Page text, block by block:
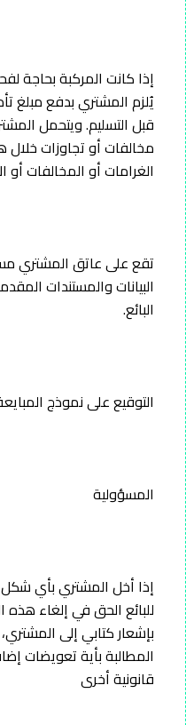
إذا كانت المركبة بحاجة
يُلزم المشتري بدفع مبلغ
قبل التسليم. ويتحمل
مخالفات أو تجاوزات خلال
الغرامات أو المخالفات أو
تقع على عاتق المشتري
البيانات والمستندات
البائع.
التوقيع على نموذج
المسؤولية
إذا أخل المشتري بأي
للبائع الحق في إلغاء هذه
بإشعار كتابي إلى
المطالبة بأية تعويضات
قانونية أخرى